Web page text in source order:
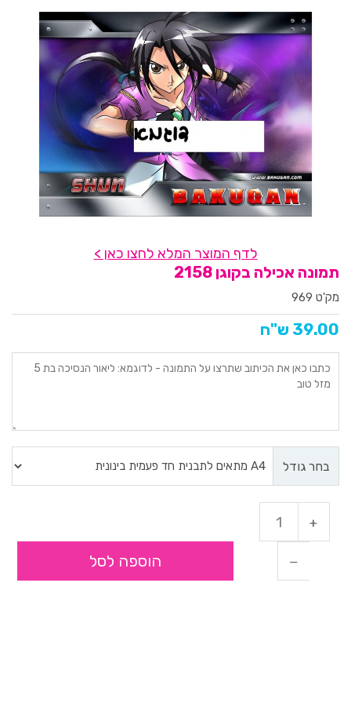
לדף המוצר המלא לחצו כאן >
תמונה אכילה בקוגן 2158
מק'ט 969
39.00 ש"ח
בחר גודל
הוספה לסל